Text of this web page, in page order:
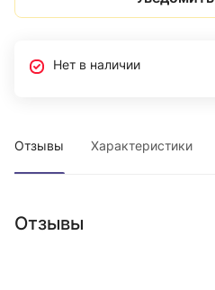
Нет в наличии
Отзывы Характеристики
Отзывы